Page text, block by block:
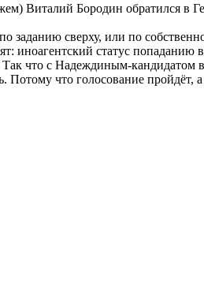
Виталий Бородин обратился в
заданию сверху, или по
иноагентский статус
что с Надеждиным-кандидатом
что голосование пройдёт,